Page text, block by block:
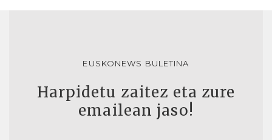
EUSKONEWS BULETINA
Harpidetu zaitez eta zure
emailean jaso!